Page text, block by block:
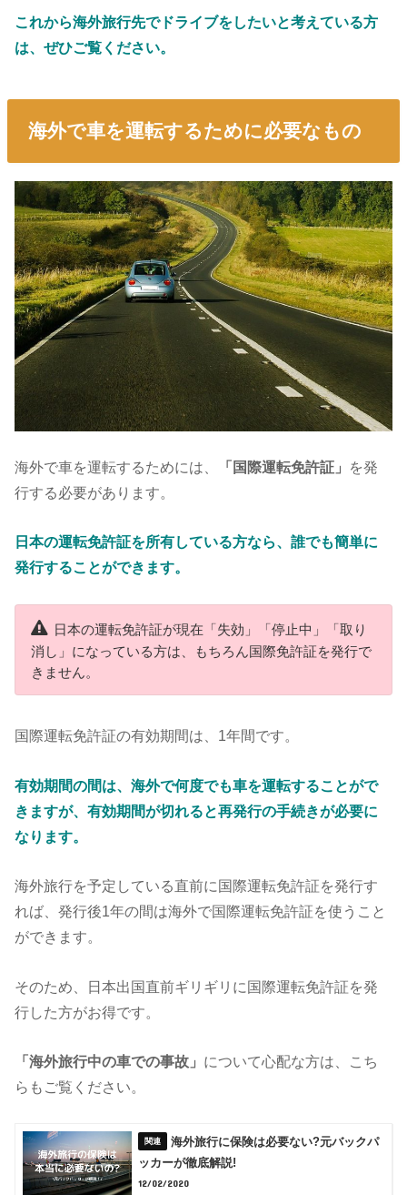
これから海外旅行先でドライブをしたいと考えている方
は、ぜひご覧ください。
海外で車を運転するために必要なもの
海外で車を運転するためには、 「国際運転免許証」 を発
行する必要があります。
日本の運転免許証を所有している方なら、誰でも簡単に
発行することができます。
日本の運転免許証が現在「失効」「停止中」「取り
消し」になっている方は、もちろん国際免許証を発行で
きません。
国際運転免許証の有効期間は、1年間です。
有効期間の間は、海外で何度でも車を運転することがで
きますが、有効期間が切れると再発行の手続きが必要に
なります。
海外旅行を予定している直前に国際運転免許証を発行す
れば、発行後1年の間は海外で国際運転免許証を使うこと
ができます。
そのため、日本出国直前ギリギリに国際運転免許証を発
行した方がお得です。
「海外旅行中の車での事故」 について心配な方は、こち
らもご覧ください。
海外旅行に保険は必要ない?元バックパ
ッカーが徹底解説!
12/02/2020